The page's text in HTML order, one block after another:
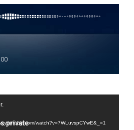
watch?v=7WLuvspCYwE&_=1